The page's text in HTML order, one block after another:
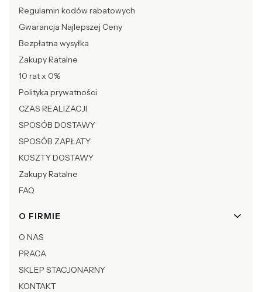
Regulamin kodów rabatowych
Gwarancja Najlepszej Ceny
Bezpłatna wysyłka
Zakupy Ratalne
10 rat x 0%
Polityka prywatności
CZAS REALIZACJI
SPOSÓB DOSTAWY
SPOSÓB ZAPŁATY
KOSZTY DOSTAWY
Zakupy Ratalne
FAQ
O FIRMIE
O NAS
PRACA
SKLEP STACJONARNY
KONTAKT